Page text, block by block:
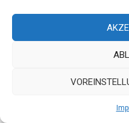
SAX35TH by Alicja
Text & Bilder: Boris